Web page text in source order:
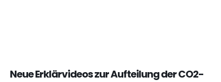
Neue Erklärvideos zur Aufteilung der CO2-